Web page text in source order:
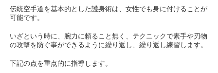
伝統空手道を基本的とした護身術は、女性でも身に付けることが
可能です。
いざという時に、腕力に頼ること無く、テクニックで素手や刃物
の攻撃を防ぐ事ができるように繰り返し、繰り返し練習します。
下記の点を重点的に指導します。